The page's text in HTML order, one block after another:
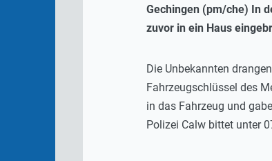
Gechingen (pm/che) In
zuvor in ein Haus
Die Unbekannten
Fahrzeugschlüssel des
in das Fahrzeug und
Polizei Calw bittet unter